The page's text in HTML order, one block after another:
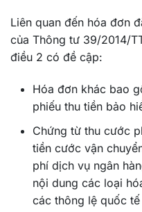
Liên quan đến hóa đơn
của Thông tư 39/2014/
điều 2 có đề cập:
Hóa đơn khác bao
phiếu thu tiền bảo
Chứng từ thu cước
tiền cước vận
phí dịch vụ ngân
nội dung các loại
các thông lệ quốc